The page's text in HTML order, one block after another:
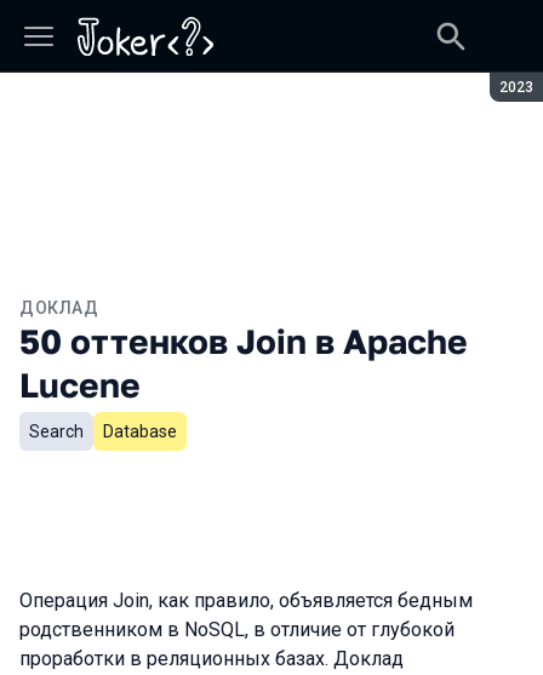
2023
ДОКЛАД
50 оттенков Join в Apache
Lucene
Search Database
Операция Join, как правило, объявляется бедным
родственником в NoSQL, в отличие от глубокой
проработки в реляционных базах. Доклад